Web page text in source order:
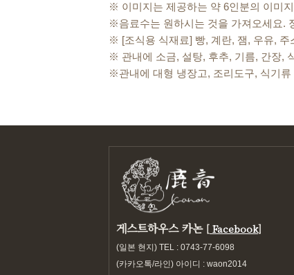
※ 이미지는 제공하는 약 6인분의 이미
※음료수는 원하시는 것을 가져오세요.
※ [조식용 식재료] 빵, 계란, 잼, 우유, 주
※ 관내에 소금, 설탕, 후추, 기름, 간장,
※관내에 대형 냉장고, 조리도구, 식기류
게스트하우스 카논 [ Facebook]
(일본 현지) TEL : 0743-77-6098
(카카오톡/라인) 아이디 : waon2014